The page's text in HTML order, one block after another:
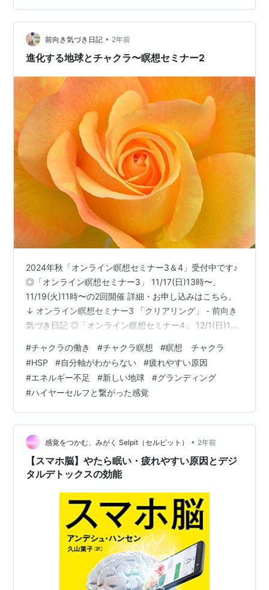
前向き気づき日記 • 2年前
進化する地球とチャクラ〜瞑想セミナー2
2024年秋「オンライン瞑想セミナー3＆4」受付中です♪
◎「オンライン瞑想セミナー3」 11/17(日)13時〜、
11/19(火)11時〜の2回開催 詳細・お申し込みはこちら。
↓ オンライン瞑想セミナー3 「クリアリング」 - 前向き
気づき日記 ◎「オンライン瞑想セミナー4」 12/1(日)13
ら。↓ オンライン瞑想セミナー4 「高次元からのメッセ
ージを受け取る」 - 前向き気づき日記 ＊瞑想セミナーは
必ず1から順に受講してください。 昨日の大雨が上がった
今日は 気持ちのいい秋晴れの美しい一日でした。 そんな
今日はオンラインで 「…
#チャクラの働き #チャクラ瞑想 #瞑想 チャクラ
#HSP #自分軸がわからない #疲れやすい原因
#エネルギー不足 #新しい地球 #グランディング
#ハイヤーセルフと繋がった感覚
感覚をつかむ、みがく Selpit（セルピット） • 2年前
【スマホ脳】やたら眠い・疲れやすい原因とデジ
タルデトックスの効能